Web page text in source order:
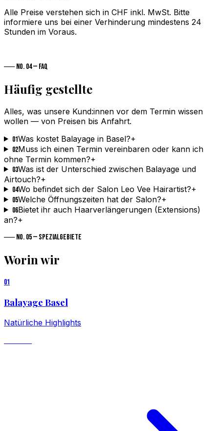
Alle Preise verstehen sich in CHF inkl. MwSt. Bitte
informiere uns bei einer Verhinderung mindestens 24
Stunden im Voraus.
──No. 04— FAQ
Häufig gestellte
Alles, was unsere Kund:innen vor dem Termin wissen
wollen — von Preisen bis Anfahrt.
01Was kostet Balayage in Basel?+
02Muss ich einen Termin vereinbaren oder kann ich
ohne Termin kommen?+
03Was ist der Unterschied zwischen Balayage und
Airtouch?+
04Wo befindet sich der Salon Leo Vee Hairartist?+
05Welche Öffnungszeiten hat der Salon?+
06Bietet ihr auch Haarverlängerungen (Extensions)
an?+
── No. 05 — Spezialgebiete
Worin wir
01
Balayage Basel
Natürliche Highlights